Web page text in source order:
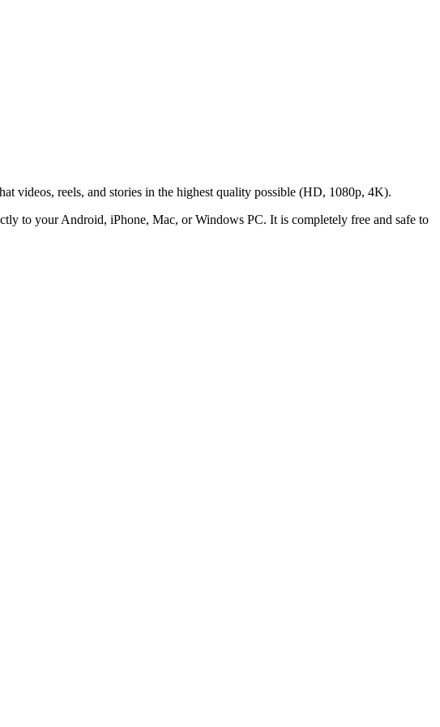
videos, reels, and stories in the highest quality possible (HD, 1080p, 4K).
to your Android, iPhone, Mac, or Windows PC. It is completely free and safe to